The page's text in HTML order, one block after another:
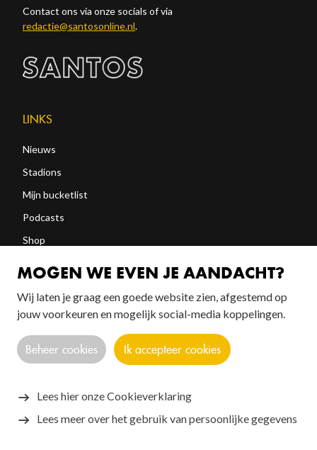
Contact ons via onze socials of via
redactie@santosonline.nl.
LINKS
Nieuws
Stadions
Mijn bucketlist
Podcasts
Shop
FOLLOW US!
Copyright © 2026 SANTOS
MOGEN WE EVEN JE AANDACHT?
Wij laten je graag een goede website zien, afgestemd op
jouw voorkeuren en mogelijk social-media koppelingen.
Beheer cookies Ik accepteer cookies
Lees hier onze Cookieverklaring
Lees meer over het gebruik van persoonlijke gegevens